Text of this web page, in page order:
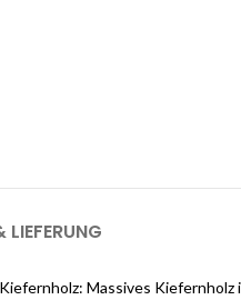
LIEFERUNG
Massives